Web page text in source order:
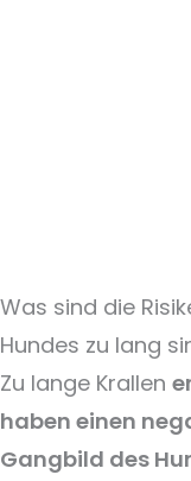
Was sind die
Hundes zu lang
Zu lange Krallen
haben einen
Gangbild des